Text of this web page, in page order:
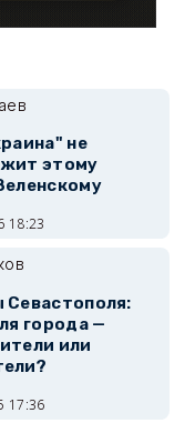
не
этому
18:23
Севастополя:
города —
или
17:36